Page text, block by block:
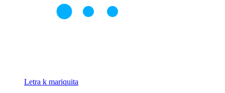
Letra k mariquita